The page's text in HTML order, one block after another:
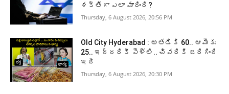
శక్తిగా ఎలా మారింది?
Thursday, 6 August 2026, 20:56 PM
Old City Hyderabad : అతడికి 60.. ఆమెకు
25.. ఇద్దరికీ పెళ్లి.. చివరికి జరిగింది
ఇదీ
Thursday, 6 August 2026, 20:30 PM